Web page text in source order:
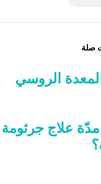
صلة
الروسي
علاج جرثومة